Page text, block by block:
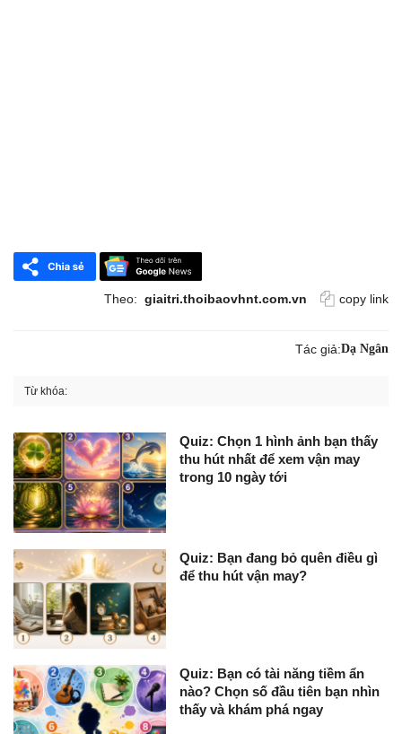
Theo: giaitri.thoibaovhnt.com.vn copy link
Tác giả:Dạ Ngân
Từ khóa:
Quiz: Chọn 1 hình ảnh bạn thấy
thu hút nhất để xem vận may
trong 10 ngày tới
Quiz: Bạn đang bỏ quên điều gì
để thu hút vận may?
Quiz: Bạn có tài năng tiềm ẩn
nào? Chọn số đầu tiên bạn nhìn
thấy và khám phá ngay